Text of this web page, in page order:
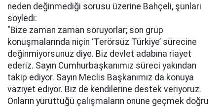
neden değinmediği sorusu üzerine Bahçeli, şunları
söyledi:
"Bize zaman zaman soruyorlar; son grup
konuşmalarında niçin ‘Terörsüz Türkiye’ sürecine
değinmiyorsunuz diye. Biz devlet adabına riayet
ederiz. Sayın Cumhurbaşkanımız süreci yakından
takip ediyor. Sayın Meclis Başkanımız da konuya
vaziyet ediyor. Biz de kendilerine destek veriyoruz.
Onların yürüttüğü çalışmaların önüne geçmek doğru